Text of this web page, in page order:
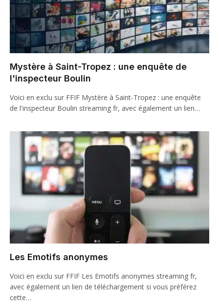
Mystère à Saint-Tropez : une enquête de
l'inspecteur Boulin
Voici en exclu sur FFIF Mystère à Saint-Tropez : une enquête
de l'inspecteur Boulin streaming fr, avec également un lien…
Les Emotifs anonymes
Voici en exclu sur FFIF Les Emotifs anonymes streaming fr,
avec également un lien de téléchargement si vous préférez
cette…